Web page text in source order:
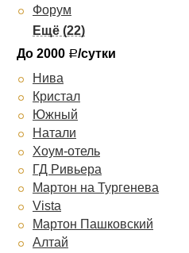
Форум
Уют Рипсиме
Мартон Северная
Сударушка
Парк-Отель Пирамида
Екатерининский
Валенсия
Аэропорт Краснодар
Прайд
Грац
Аврора
Триумф
Hotel Congress Krasnodar
Resident
До 2000 Р/сутки
Нива
Кристал
Южный
Натали
Хоум-отель
ГД Ривьера
Мартон на Тургенева
Vista
Мартон Пашковский
Алтай